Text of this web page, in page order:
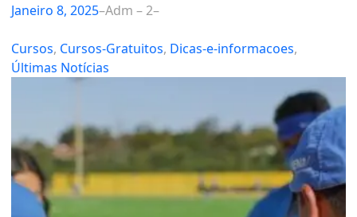
Janeiro 8, 2025–Adm – 2–
Cursos, Cursos-Gratuitos, Dicas-e-informacoes
Últimas Notícias